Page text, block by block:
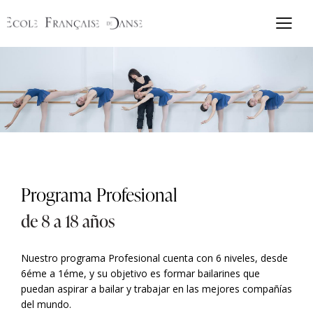
Programa Profesional
de 8 a 18 años
Nuestro programa Profesional cuenta con 6 niveles, desde
6éme a 1éme, y su objetivo es formar bailarines que
puedan aspirar a bailar y trabajar en las mejores compañías
del mundo.